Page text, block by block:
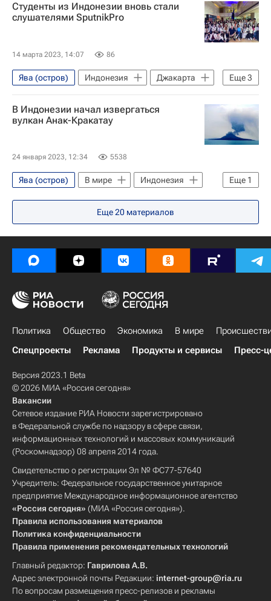
Студенты из Индонезии вновь стали
слушателями SputnikPro
14 марта 2023, 14:07 86
Еще3
Ява (остров) Индонезия
Джакарта
МИА "Россия сегодня"
Sputnik
Новости агентства
В Индонезии начал извергаться
вулкан Анак-Кракатау
24 января 2023, 12:34 5538
Еще 1
Ява (остров) В мире
Индонезия
Происшествия
Еще20 материалов
Политика Общество Экономика В мире
Спецпроекты
Реклама Продукты и сервисы Пресс-
Версия 2023.1 Beta
© 2026 МИА «Россия сегодня»
Вакансии
Сетевое издание РИА Новости зарегистрировано
в Федеральной службе по надзору в сфере связи,
информационных технологий и массовых коммуникаций
(Роскомнадзор) 08 апреля 2014 года.
Свидетельство о регистрации Эл № ФС77-57640
Учредитель: Федеральное государственное унитарное
предприятие Международное информационное агентство
«Россия сегодня» (МИА «Россия сегодня»).
Правила использования материалов
Политика конфиденциальности
Правила применения рекомендательных технологий
Главный редактор: Гаврилова А.В.
Адрес электронной почты Редакции: internet-group@ria.ru
По вопросам размещения пресс-релизов и рекламы